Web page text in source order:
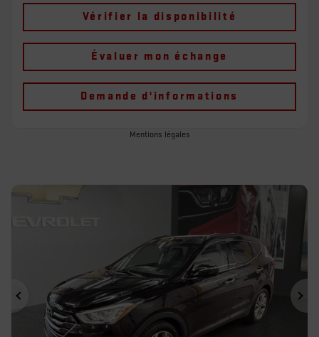
Vérifier la disponibilité
Évaluer mon échange
Demande d'informations
Mentions légales
Précédent